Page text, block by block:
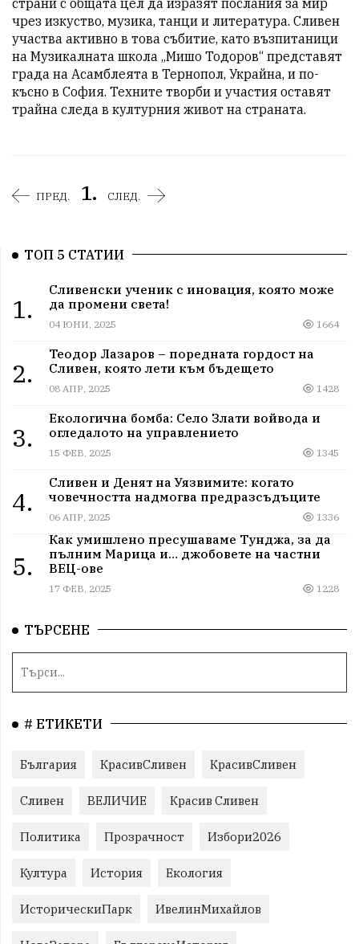
страни с общата цел да изразят послания за мир
чрез изкуство, музика, танци и литература. Сливен
участва активно в това събитие, като възпитаници
на Музикалната школа „Мишо Тодоров“ представят
града на Асамблеята в Тернопол, Украйна, и по-
късно в София. Техните творби и участия оставят
трайна следа в културния живот на страната.
ПРЕД. 1. СЛЕД.
ТОП 5 СТАТИИ
1.
Сливенски ученик с иновация, която може
да промени света!
04 ЮНИ, 2025 1664
2.
Теодор Лазаров – поредната гордост на
Сливен, която лети към бъдещето
08 АПР, 2025 1428
3.
Екологична бомба: Село Злати войвода и
огледалото на управлението
15 ФЕВ, 2025 1345
4.
Сливен и Денят на Уязвимите: когато
човечността надмогва предразсъдъците
06 АПР, 2025 1336
5.
Как умишлено пресушаваме Тунджа, за да
пълним Марица и… джобовете на частни
ВЕЦ-ове
17 ФЕВ, 2025 1228
ТЪРСЕНЕ
# ЕТИКЕТИ
България КрасивСливен КрасивСливен
Сливен ВЕЛИЧИЕ Красив Сливен
Политика Прозрачност Избори2026
Култура История Екология
ИсторическиПарк ИвелинМихайлов